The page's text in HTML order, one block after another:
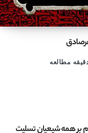
مطالعه
بر همه شیعیان تسلیت